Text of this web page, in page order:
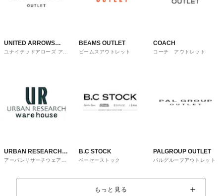
UNITED ARROWS
OUTLET
ユナイテッドアローズ アウ
BEAMS OUTLET
ビームスアウトレット
COACH
コーチ アウトレット
URBAN RESEARCH
ware house
アーバンリサーチウェアハ
B.C STOCK
ベーセーストック
PALGROUP OUTLET
パルグループアウトレット
もっと見る